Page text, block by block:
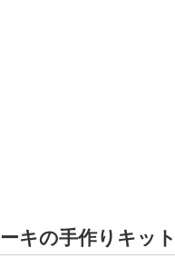
キの手作りキッ